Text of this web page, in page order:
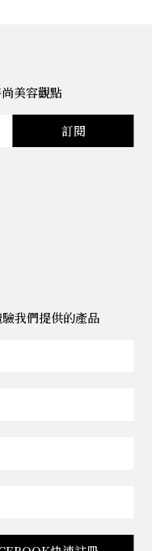
美容觀點
訂閱
我們提供的產品